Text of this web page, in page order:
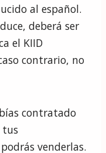
al español.
deberá ser
el KIID
contrario, no
contratado
tus
venderlas.